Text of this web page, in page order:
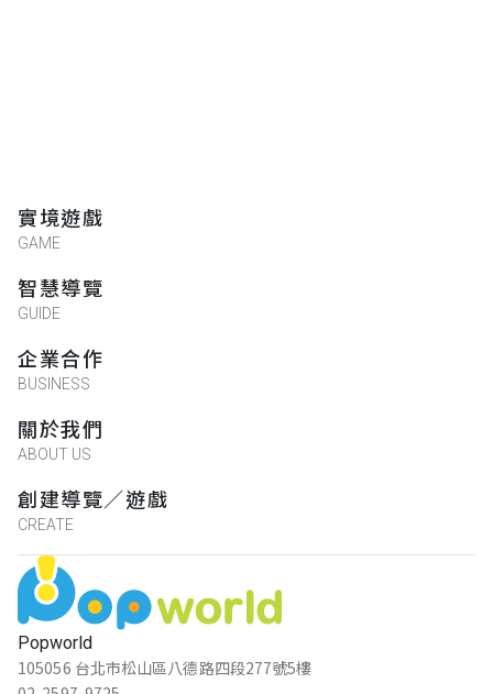
Popworld
105056 台北市松山區八德路四段277號5樓
實境遊戲
GAME
智慧導覽
GUIDE
企業合作
BUSINESS
關於我們
ABOUT US
創建導覽／遊戲
CREATE